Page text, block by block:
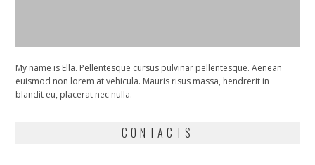
My name is Ella. Pellentesque cursus pulvinar pellentesque. Aenean
euismod non lorem at vehicula. Mauris risus massa, hendrerit in
blandit eu, placerat nec nulla.
CONTACTS